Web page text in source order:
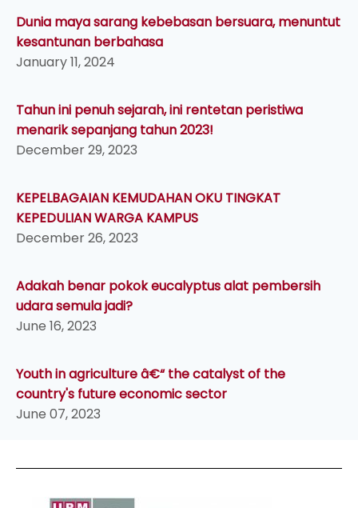
Dunia maya sarang kebebasan bersuara, menuntut
kesantunan berbahasa
January 11, 2024
Tahun ini penuh sejarah, ini rentetan peristiwa
menarik sepanjang tahun 2023!
December 29, 2023
KEPELBAGAIAN KEMUDAHAN OKU TINGKAT
KEPEDULIAN WARGA KAMPUS
December 26, 2023
Adakah benar pokok eucalyptus alat pembersih
udara semula jadi?
June 16, 2023
Youth in agriculture â€“ the catalyst of the
country's future economic sector
June 07, 2023